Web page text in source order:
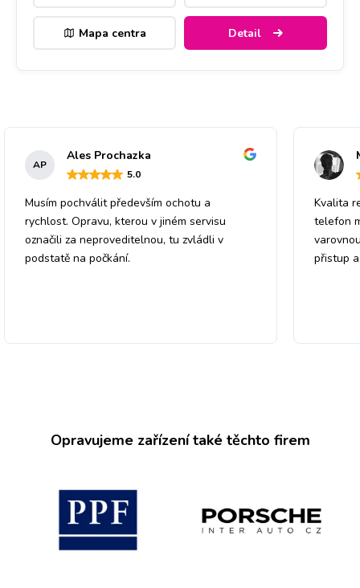
Mapa centra Detail
AP
Ales Prochazka
5.0
Musím pochválit především ochotu a
rychlost. Opravu, kterou v jiném servisu
označili za neproveditelnou, tu zvládli v
podstatě na počkání.
Kvalita
telefon
přistup
Opravujeme zařízení také těchto firem